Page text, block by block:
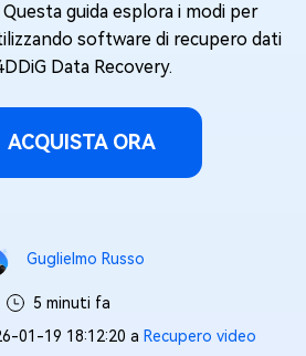
guida esplora i modi per
software di recupero dati
Data Recovery.
ACQUISTA ORA
Guglielmo Russo
5 minuti fa
01-19 18:12:20 a Recupero video